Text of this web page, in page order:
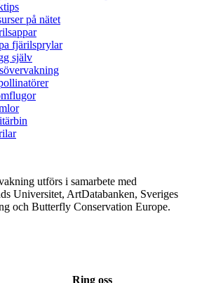
på nätet
fjärilsprylar
själv
utförs i samarbete med
Universitet, ArtDatabanken, Sveriges
och Butterfly Conservation Europe.
Ring oss